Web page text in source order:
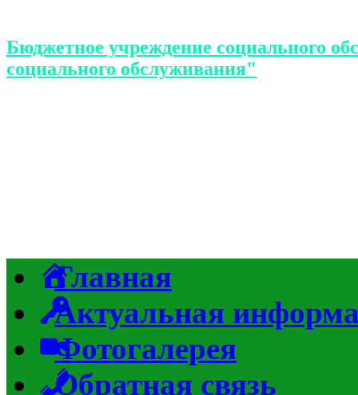
Бюджетное учреждение социального
социального обслуживания"
Главная
Актуальная
Фотогалерея
Обратная связь